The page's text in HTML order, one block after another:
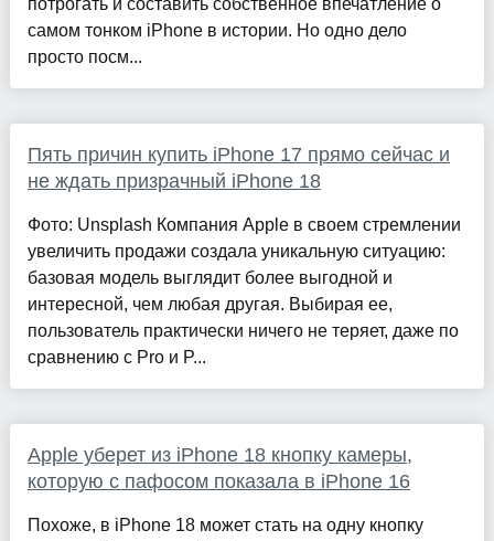
потрогать и составить собственное впечатление о
самом тонком iPhone в истории. Но одно дело
просто посм...
Пять причин купить iPhone 17 прямо сейчас и
не ждать призрачный iPhone 18
Фото: Unsplash Компания Apple в своем стремлении
увеличить продажи создала уникальную ситуацию:
базовая модель выглядит более выгодной и
интересной, чем любая другая. Выбирая ее,
пользователь практически ничего не теряет, даже по
сравнению с Pro и P...
Apple уберет из iPhone 18 кнопку камеры,
которую с пафосом показала в iPhone 16
Похоже, в iPhone 18 может стать на одну кнопку